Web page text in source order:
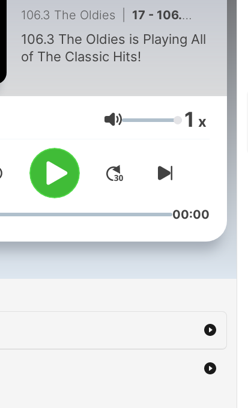
106.3 The Oldies 17 - 106.3 The Oldies
106.3 The Oldies is Playing All
of The Classic Hits!
Volumen 1 x
00:00